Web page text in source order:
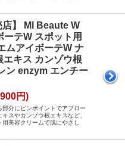
店】 MI Beaute W
ーテW スポット用
ムアイボーテW ナ
エキス カンゾウ根
ン enzym エンチー
円)
分にピンポイントでアプロー
スやカンゾウ根エキスなど、
美容クリームで肌にやさし